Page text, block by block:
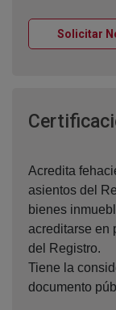
Solicitar
Acredita
asientos del
bienes
acreditarse en
del Registro.
Tiene la
documento